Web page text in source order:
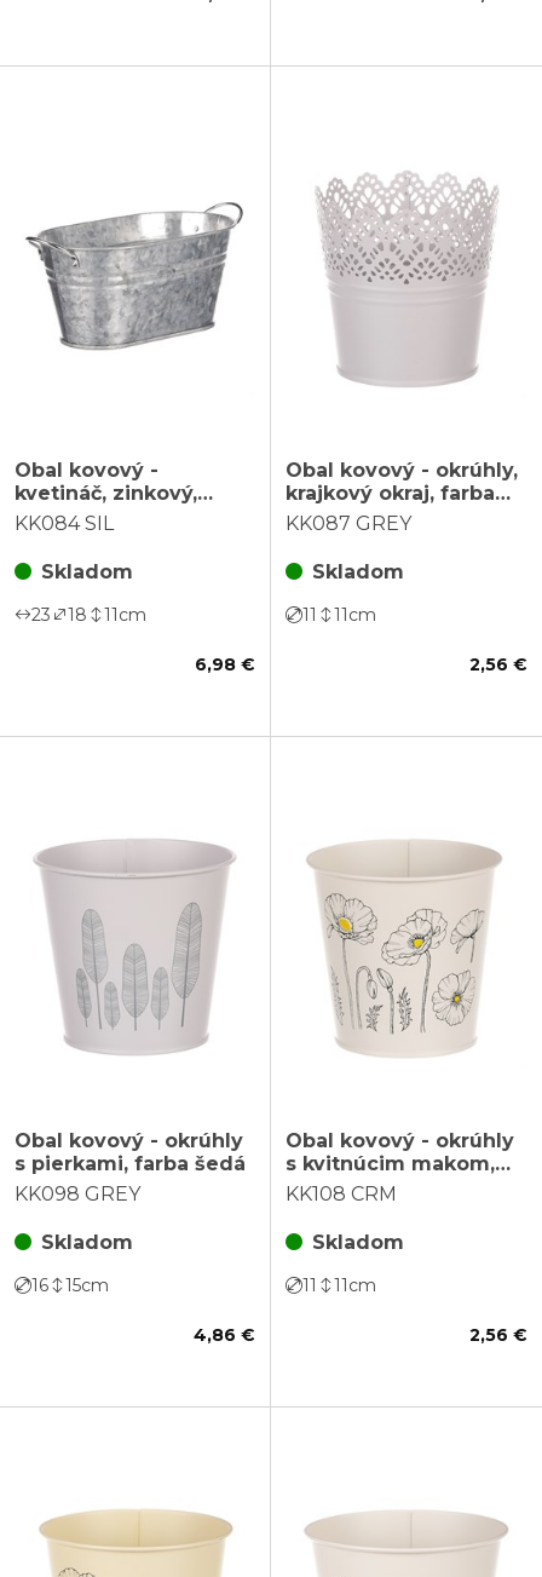
Obal kovový -
kvetináč, zinkový,
farba strieborná
KK084 SIL
Skladom
23 18 11cm
6,98 €
Obal kovový - okrúhly,
krajkový okraj, farba
šedá
KK087 GREY
Skladom
11 11cm
2,56 €
Obal kovový - okrúhly
s pierkami, farba šedá
KK098 GREY
Skladom
16 15cm
4,86 €
Obal kovový - okrúhly
s kvitnúcim makom,
farba krémová
KK108 CRM
Skladom
11 11cm
2,56 €